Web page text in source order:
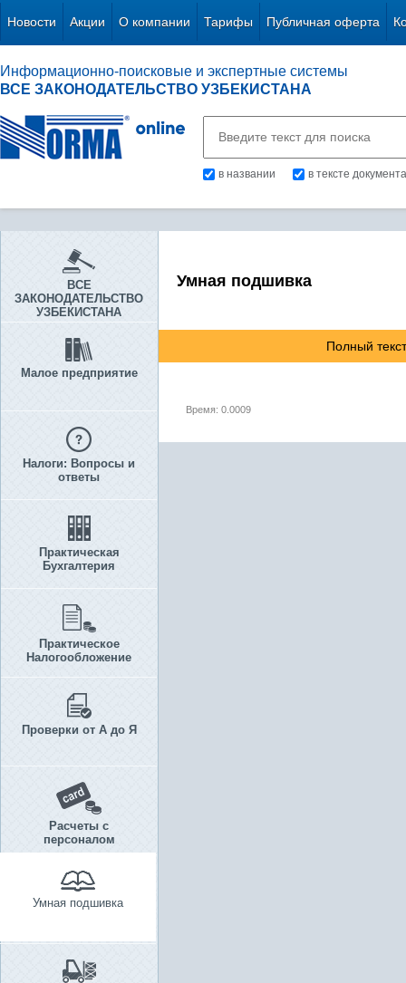
Новости Акции О компании Тарифы Публичная оферта
Информационно-поисковые и экспертные системы
ВСЕ ЗАКОНОДАТЕЛЬСТВО УЗБЕКИСТАНА
в названии в тексте документа
ВСЕ
ЗАКОНОДАТЕЛЬСТВО
УЗБЕКИСТАНА
Малое предприятие
Налоги: Вопросы и
ответы
Практическая
Бухгалтерия
Практическое
Налогообложение
Проверки от А до Я
Расчеты с
персоналом
Умная подшивка
Умная подшивка
Полный
Время: 0.0009